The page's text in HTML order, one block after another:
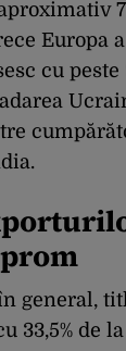
Europa
cu peste
general,
33,5% de